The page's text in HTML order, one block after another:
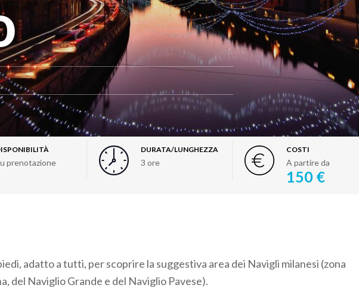
prenotazione
DURATA/LUNGHEZZA
3 ore
COSTI
A partire da
150 €
adatto a tutti, per scoprire la suggestiva area dei Navigli milanesi (zona
del Naviglio Grande e del Naviglio Pavese).